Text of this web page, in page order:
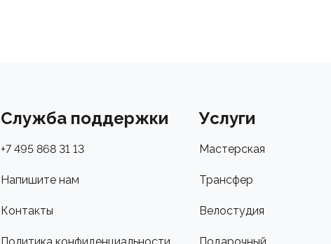
Служба поддержки
+7 495 868 31 13
Напишите нам
Контакты
Услуги
Мастерская
Трансфер
Велостудия